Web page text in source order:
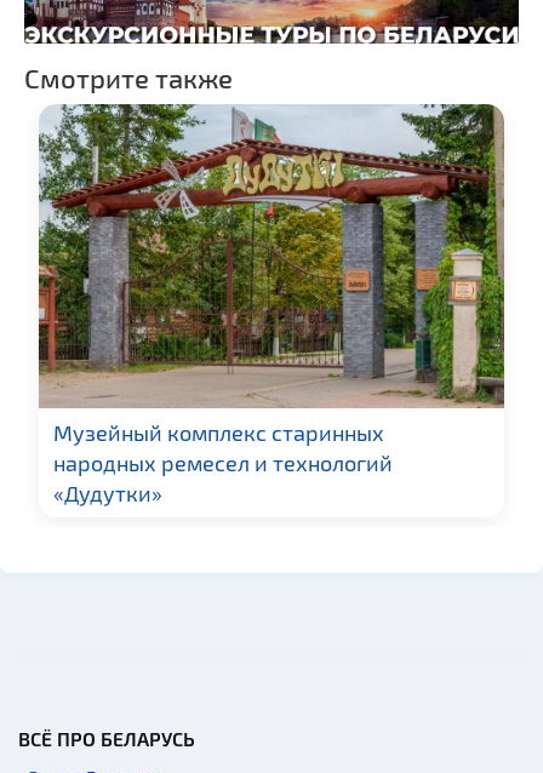
архитектура
Музеи
Галереи
Памятники природы
Производства
Военная история
Мастер-классы
Квесты
Новости
Спортинг-клубы и тиры
Памятники
Памятники известным
людям
Смотрите также
Музейный комплекс старинных
народных ремесел и технологий
«Дудутки»
ВСЁ ПРО БЕЛАРУСЬ